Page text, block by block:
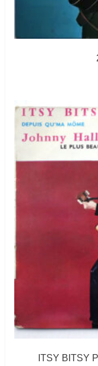
ITSY BITSY